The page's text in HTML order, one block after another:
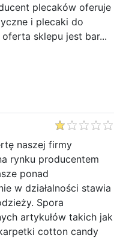
plecaków oferuje
i plecaki do
sklepu jest bar...
naszej firmy
rynku producentem
ponad
w działalności stawia
Spora
artykułów takich jak
cotton candy